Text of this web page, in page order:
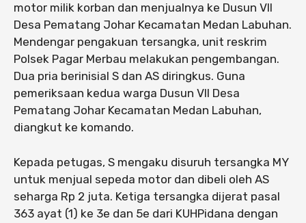
motor milik korban dan menjualnya ke Dusun VII
Desa Pematang Johar Kecamatan Medan Labuhan.
Mendengar pengakuan tersangka, unit reskrim
Polsek Pagar Merbau melakukan pengembangan.
Dua pria berinisial S dan AS diringkus. Guna
pemeriksaan kedua warga Dusun VII Desa
Pematang Johar Kecamatan Medan Labuhan,
diangkut ke komando.
Kepada petugas, S mengaku disuruh tersangka MY
untuk menjual sepeda motor dan dibeli oleh AS
seharga Rp 2 juta. Ketiga tersangka dijerat pasal
363 ayat (1) ke 3e dan 5e dari KUHPidana dengan